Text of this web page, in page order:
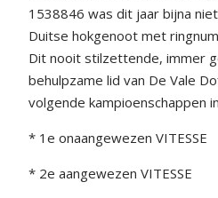
1538846 was dit jaar bijna
Duitse hokgenoot met
Dit nooit stilzettende, immer
behulpzame lid van De Vale
volgende kampioenschappen
* 1e onaangewezen VITESSE
* 2e aangewezen VITESSE